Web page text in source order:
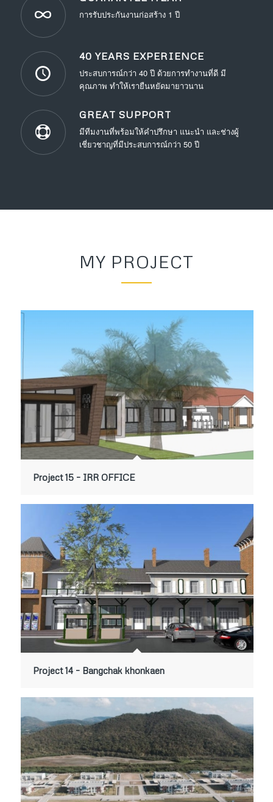
การรับประกันงานก่อสร้าง 1 ปี
40 YEARS EXPERIENCE
ประสบการณ์กว่า 40 ปี ด้วยการทำงานที่ดี มี
คุณภาพ ทำให้เรายืนหยัดมายาวนาน
GREAT SUPPORT
มีทีมงานที่พร้อมให้คำปรึกษา แนะนำ และช่างผู้
เชี่ยวชาญที่มีประสบการณ์กว่า 50 ปี
MY PROJECT
Project 15 – IRR OFFICE
Project 14 – Bangchak khonkaen